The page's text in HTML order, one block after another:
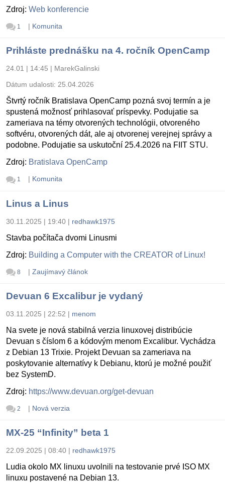
Zdroj: Web konferencie
1 | Komunita
Prihláste prednášku na 4. ročník OpenCamp
24.01 | 14:45 | MarekGalinski
Dátum udalosti: 25.04.2026
Štvrtý ročník Bratislava OpenCamp pozná svoj termín a je
spustená možnosť prihlasovať príspevky. Podujatie sa
zameriava na témy otvorených technológii, otvoreného
softvéru, otvorených dát, ale aj otvorenej verejnej správy a
podobne. Podujatie sa uskutoční 25.4.2026 na FIIT STU.
Zdroj: Bratislava OpenCamp
1 | Komunita
Linus a Linus
30.11.2025 | 19:40 | redhawk1975
Stavba počítača dvomi Linusmi
Zdroj: Building a Computer with the CREATOR of Linux!
8 | Zaujímavý článok
Devuan 6 Excalibur je vydaný
03.11.2025 | 22:52 | menom
Na svete je nová stabilná verzia linuxovej distribúcie
Devuan s číslom 6 a kódovým menom Excalibur. Vychádza
z Debian 13 Trixie. Projekt Devuan sa zameriava na
poskytovanie alternatívy k Debianu, ktorú je možné použiť
bez SystemD.
Zdroj: https://www.devuan.org/get-devuan
2 | Nová verzia
MX-25 “Infinity” beta 1
22.09.2025 | 08:40 | redhawk1975
Ludia okolo MX linuxu uvolnili na testovanie prvé ISO MX
linuxu postavené na Debian 13.